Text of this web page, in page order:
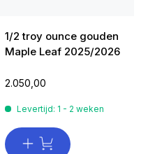
1/2 troy ounce gouden
Maple Leaf 2025/2026
2.050,00
Levertijd: 1 - 2 weken